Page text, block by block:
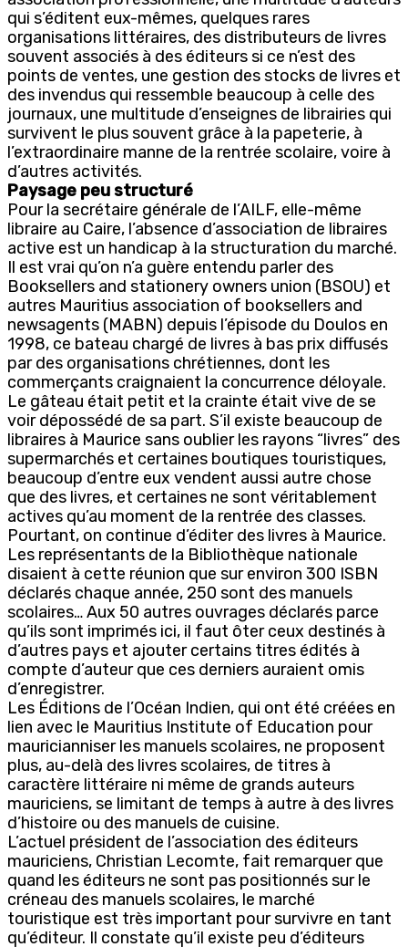
qui s’éditent eux-mêmes, quelques rares
organisations littéraires, des distributeurs de livres
souvent associés à des éditeurs si ce n’est des
points de ventes, une gestion des stocks de livres et
des invendus qui ressemble beaucoup à celle des
journaux, une multitude d’enseignes de librairies qui
survivent le plus souvent grâce à la papeterie, à
l’extraordinaire manne de la rentrée scolaire, voire à
d’autres activités.
Paysage peu structuré
Pour la secrétaire générale de l’AILF, elle-même
libraire au Caire, l’absence d’association de libraires
active est un handicap à la structuration du marché.
Il est vrai qu’on n’a guère entendu parler des
Booksellers and stationery owners union (BSOU) et
autres Mauritius association of booksellers and
newsagents (MABN) depuis l’épisode du Doulos en
1998, ce bateau chargé de livres à bas prix diffusés
par des organisations chrétiennes, dont les
commerçants craignaient la concurrence déloyale.
Le gâteau était petit et la crainte était vive de se
voir dépossédé de sa part. S’il existe beaucoup de
libraires à Maurice sans oublier les rayons “livres” des
supermarchés et certaines boutiques touristiques,
beaucoup d’entre eux vendent aussi autre chose
que des livres, et certaines ne sont véritablement
actives qu’au moment de la rentrée des classes.
Pourtant, on continue d’éditer des livres à Maurice.
Les représentants de la Bibliothèque nationale
disaient à cette réunion que sur environ 300 ISBN
déclarés chaque année, 250 sont des manuels
scolaires… Aux 50 autres ouvrages déclarés parce
qu’ils sont imprimés ici, il faut ôter ceux destinés à
d’autres pays et ajouter certains titres édités à
compte d’auteur que ces derniers auraient omis
d’enregistrer.
Les Éditions de l’Océan Indien, qui ont été créées en
lien avec le Mauritius Institute of Education pour
mauricianniser les manuels scolaires, ne proposent
plus, au-delà des livres scolaires, de titres à
caractère littéraire ni même de grands auteurs
mauriciens, se limitant de temps à autre à des livres
d’histoire ou des manuels de cuisine.
L’actuel président de l’association des éditeurs
mauriciens, Christian Lecomte, fait remarquer que
quand les éditeurs ne sont pas positionnés sur le
créneau des manuels scolaires, le marché
touristique est très important pour survivre en tant
qu’éditeur. Il constate qu’il existe peu d’éditeurs